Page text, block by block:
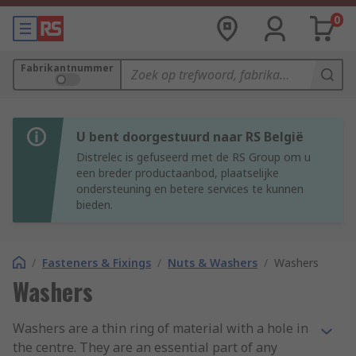
0
Fabrikantnummer
U bent doorgestuurd naar RS België
Distrelec is gefuseerd met de RS Group om u
een breder productaanbod, plaatselijke
ondersteuning en betere services te kunnen
bieden.
/ Fasteners & Fixings / Nuts & Washers / Washers
Washers
Washers are a thin ring of material with a hole in
the centre. They are an essential part of any